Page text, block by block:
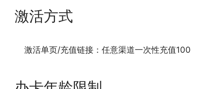
激活方式
激活单页/充值链接：任意渠道一次性充值100